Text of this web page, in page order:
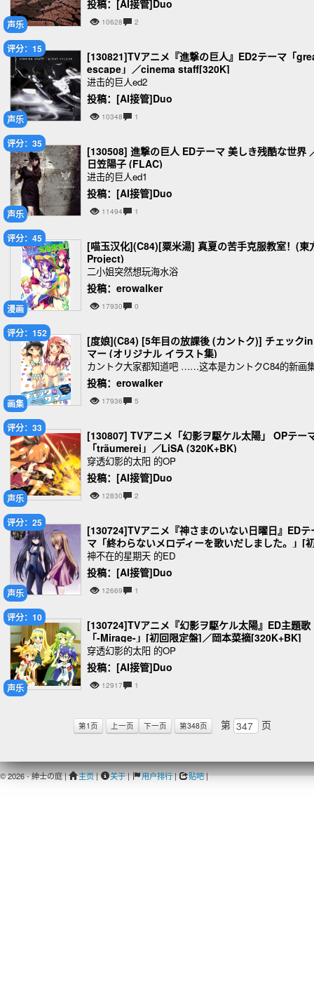
声乐
投稿：[AI接管]Duo
10628 2
声乐
评分：15
[130821]TVアニメ『進撃の巨人』ED2テーマ「
escape」／cinema staff[320K]
进击的巨人ed2
投稿：[AI接管]Duo
10348 1
声乐
评分：35
[130508] 進撃の巨人 EDテーマ 美しき残酷な世界
日笠陽子 (FLAC)
进击的巨人ed1
投稿：[AI接管]Duo
11494 1
漫画
评分：45
[喵玉汉化](C84)[粟米湯] 真夏の苦手克服教室！(東
Project)
二小姐突然想玩海水浴
投稿：erowalker
17930 0
画集
评分：152
[度娘](C84) [5年目の放課後 (カントク)] チェック
マー (オリジナル イラスト集)
カントク大家都知道吧 ……这本是カントクC84的新画
投稿：erowalker
17936 5
声乐
评分：33
[130807] TVアニメ「幻影ヲ駆ケル太陽」 OPテー
「träumerei」／LiSA (320K+BK)
穿透幻影的太阳 的OP
投稿：[AI接管]Duo
12830 2
声乐
评分：25
[130724]TVアニメ『神さまのいない日曜日』EDテ
マ「終わらないメロディーを歌いだしました。」[
回限定盤]／小松未可子[320K+BK]
神不在的星期天 的ED
投稿：[AI接管]Duo
12669 1
声乐
评分：10
[130724]TVアニメ『幻影ヲ駆ケル太陽』ED主題歌
「-Mirage-」[初回限定盤]／岡本菜摘[320K+BK]
穿透幻影的太阳 的OP
投稿：[AI接管]Duo
12917 1
第1页 上一页 下一页 第348页 第 页
© 2026 - 紳士の庭 | 主页| 关于| 用户排行| 贴吧|